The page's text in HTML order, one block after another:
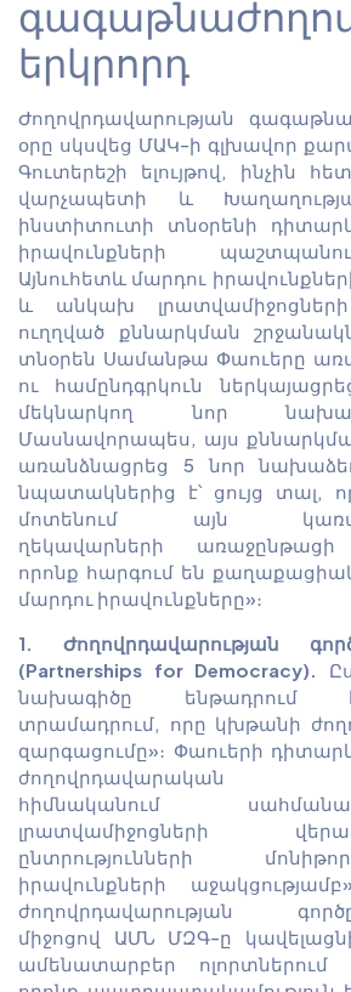
երկրորդ
Ժողովրդավարության
օրը սկսվեց ՄԱԿ-ի գլխավոր
Գուտերեշի ելույթով, ինչին
վարչապետի և
ինստիտուտի տնօրենի
իրավունքների
Այնուհետև մարդու
և անկախ
ուղղված քննարկման
տնօրեն Սամանթա Փաուերը
ու համընդգրկուն
մեկնարկող նոր
Մասնավորապես, այս
առանձնացրեց 5 նոր
նպատակներից է՝ ցույց տալ,
մոտենում այն
ղեկավարների առաջընթացի
որոնք հարգում են
մարդու իրավունքները»։
1.
Ժողովրդավարության
(Partnerships for Democracy).
նախագիծը ենթադրում
տրամադրում, որը կխթանի
զարգացումը»։ Փաուերի
ժողովրդավարական
հիմնականում
լրատվամիջոցների
ընտրությունների
իրավունքների
ժողովրդավարության
միջոցով ԱՄՆ ՄԶԳ-ը
ամենատարբեր ոլորտներում